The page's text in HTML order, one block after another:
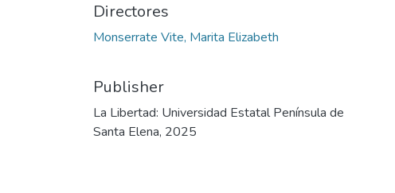
Directores
Monserrate Vite, Marita Elizabeth
Publisher
La Libertad: Universidad Estatal Península de
Santa Elena, 2025